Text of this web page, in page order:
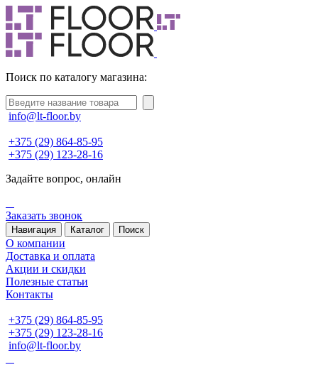
Поиск по каталогу магазина:
info@lt-floor.by
+375 (29) 864-85-95
+375 (29) 123-28-16
Задайте вопрос, онлайн
Заказать звонок
Навигация Каталог Поиск
О компании
Доставка и оплата
Акции и скидки
Полезные статьи
Контакты
+375 (29) 864-85-95
+375 (29) 123-28-16
info@lt-floor.by